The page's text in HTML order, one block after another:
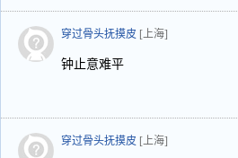
穿过骨头抚摸皮 [上海]
钟止意难平
穿过骨头抚摸皮 [上海]